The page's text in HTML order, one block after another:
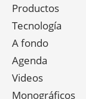
Productos
Tecnología
A fondo
Agenda
Videos
Monográficos